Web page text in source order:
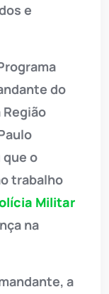
e
do
que o
trabalho
Militar
na
a